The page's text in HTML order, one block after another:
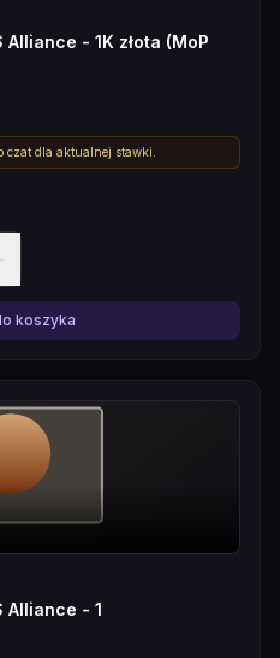
- 1K złota (MoP
dla aktualnej stawki.
koszyka
Alliance - 1